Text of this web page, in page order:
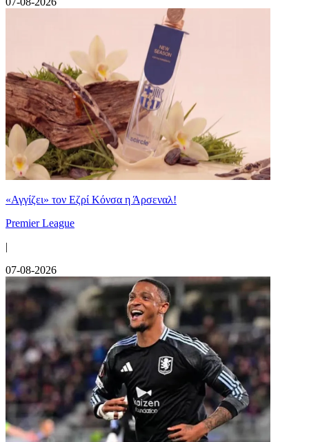
«Αγγίζει» τον Εζρί Κόνσα η Άρσεναλ!
Premier League
|
07-08-2026